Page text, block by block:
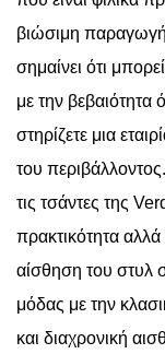
βιώσιμη
σημαίνει ότι
με την βεβαιότητα
στηρίζετε μια
του
τις τσάντες της
πρακτικότητα αλλά
αίσθηση του στυλ
μόδας με την
και διαχρονική